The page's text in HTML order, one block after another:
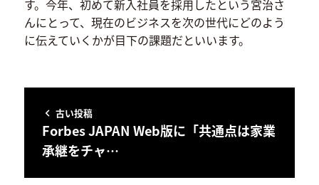
す。今年、初めて新入社員を採用したという宮治さ
んにとって、現在のビジネスを次の世代にどのよう
に伝えていくかが目下の課題だといいます。
古い投稿
Forbes JAPAN Web版に「共通点は家業
承継をチャ…